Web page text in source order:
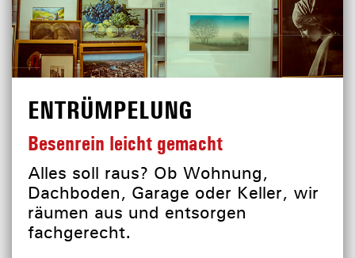
ENTRÜMPELUNG
Besenrein leicht gemacht
Alles soll raus? Ob Wohnung,
Dachboden, Garage oder Keller, wir
räumen aus und entsorgen
fachgerecht.